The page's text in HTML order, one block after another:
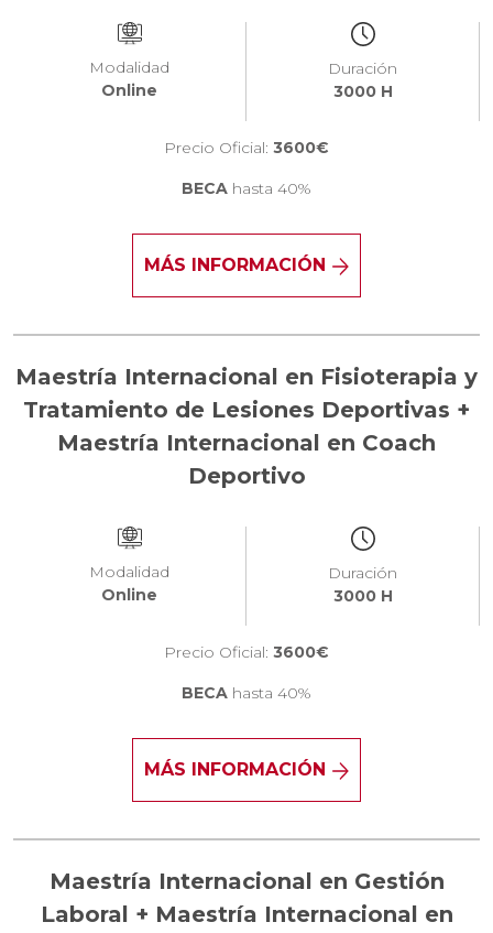
Modalidad
Online
Duración
3000 H
Precio Oficial: 3600€
BECA hasta 40%
MÁS INFORMACIÓN
Maestría Internacional en Fisioterapia y
Tratamiento de Lesiones Deportivas +
Maestría Internacional en Coach
Deportivo
Modalidad
Online
Duración
3000 H
Precio Oficial: 3600€
BECA hasta 40%
MÁS INFORMACIÓN
Maestría Internacional en Gestión
Laboral + Maestría Internacional en